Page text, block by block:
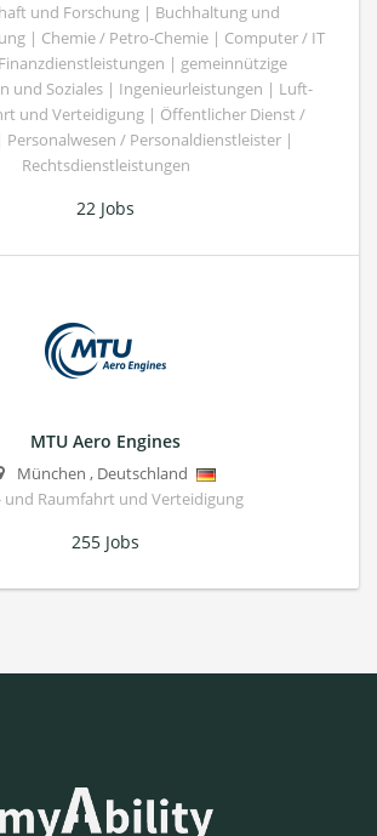
und Forschung | Buchhaltung und
| Chemie / Petro-Chemie | Computer / IT
| gemeinnützige
und Soziales | Ingenieurleistungen | Luft-
und Verteidigung | Öffentlicher Dienst /
Personalwesen / Personaldienstleister |
Rechtsdienstleistungen
22 Jobs
MTU Aero Engines
München , Deutschland
und Raumfahrt und Verteidigung
255 Jobs